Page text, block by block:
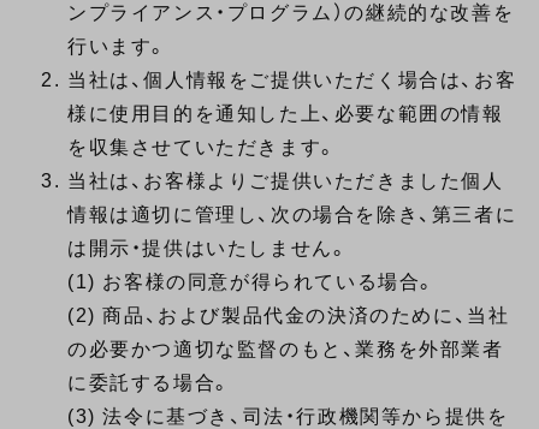
ンプライアンス・プログラム）の継続的な改善を
行います。
当社は、個人情報をご提供いただく場合は、お客
様に使用目的を通知した上、必要な範囲の情報
を収集させていただきます。
当社は、お客様よりご提供いただきました個人
情報は適切に管理し、次の場合を除き、第三者に
は開示・提供はいたしません。
(1) お客様の同意が得られている場合。
(2) 商品、および製品代金の決済のために、当社
の必要かつ適切な監督のもと、業務を外部業者
に委託する場合。
(3) 法令に基づき、司法・行政機関等から提供を